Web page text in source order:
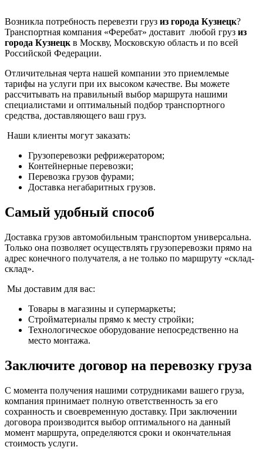
Возникла потребность перевезти груз из города Кузнецк?
Транспортная компания «Феребат» доставит любой груз из
города Кузнецк в Москву, Московскую область и по всей
Российской Федерации.
Отличительная черта нашей компании это приемлемые
тарифы на услуги при их высоком качестве. Вы можете
рассчитывать на правильный выбор маршрута нашими
специалистами и оптимальный подбор транспортного
средства, доставляющего ваш груз.
Наши клиенты могут заказать:
Грузоперевозки рефрижератором;
Контейнерные перевозки;
Перевозка грузов фурами;
Доставка негабаритных грузов.
Самый удобный способ
Доставка грузов автомобильным транспортом универсальна.
Только она позволяет осуществлять грузоперевозки прямо на
адрес конечного получателя, а не только по маршруту «склад-
склад».
Мы доставим для вас:
Товары в магазины и супермаркеты;
Стройматериалы прямо к месту стройки;
Технологическое оборудование непосредственно на
место монтажа.
Заключите договор на перевозку груза
С момента получения нашими сотрудниками вашего груза,
компания принимает полную ответственность за его
сохранность и своевременную доставку. При заключении
договора производится выбор оптимального на данный
момент маршрута, определяются сроки и окончательная
стоимость услуги.